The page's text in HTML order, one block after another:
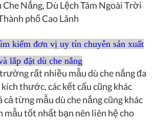
Nắng, Dù Lệch Tâm Ngoài Trời
phố Cao Lãnh
kiếm đơn vị uy tín chuyên sản xuất
lắp đặt dù che nắng
rất nhiều mẫu dù che nắng đa
thước, các kết cấu cũng khác
cả từng mẫu dù che nắng cũng khác
mẫu tốt nhất bạn nên liên hệ cho